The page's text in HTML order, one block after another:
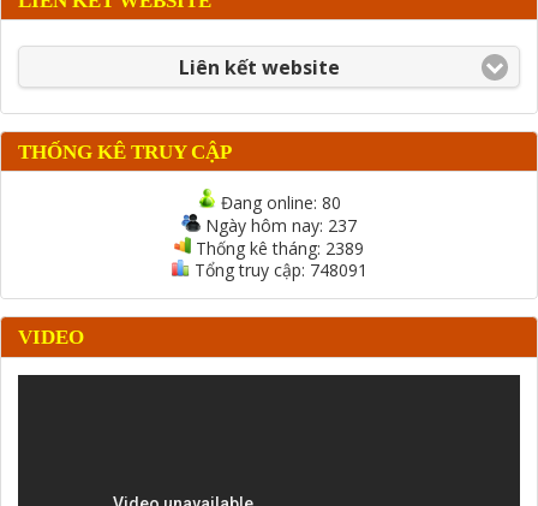
Liên kết website
THỐNG KÊ TRUY CẬP
Đang online: 80
Ngày hôm nay: 237
Thống kê tháng: 2389
Tổng truy cập: 748091
VIDEO